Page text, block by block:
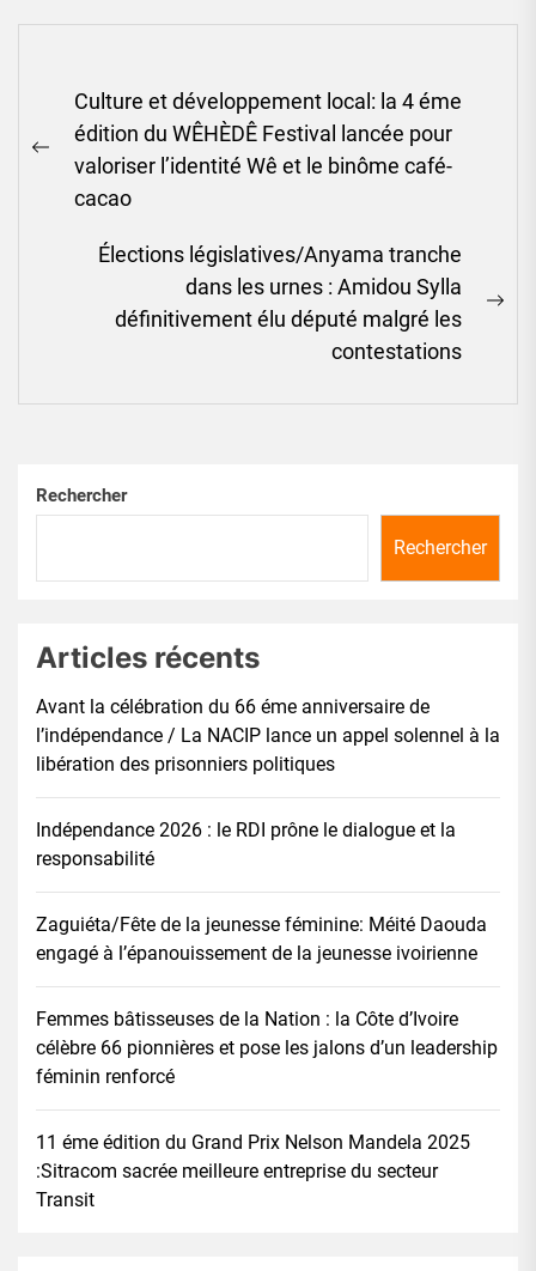
l’article
Previous
post:
Culture et développement local: la 4 éme
édition du WÊHÈDÊ Festival lancée pour
valoriser l’identité Wê et le binôme café-
cacao
Élections législatives/Anyama tranche
dans les urnes : Amidou Sylla
définitivement élu député malgré les
contestations
Rechercher
Rechercher
Articles récents
Avant la célébration du 66 éme anniversaire de
l’indépendance / La NACIP lance un appel solennel à la
libération des prisonniers politiques
Indépendance 2026 : le RDI prône le dialogue et la
responsabilité
Zaguiéta/Fête de la jeunesse féminine: Méité Daouda
engagé à l’épanouissement de la jeunesse ivoirienne
Femmes bâtisseuses de la Nation : la Côte d’Ivoire
célèbre 66 pionnières et pose les jalons d’un leadership
féminin renforcé
11 éme édition du Grand Prix Nelson Mandela 2025
:Sitracom sacrée meilleure entreprise du secteur
Transit